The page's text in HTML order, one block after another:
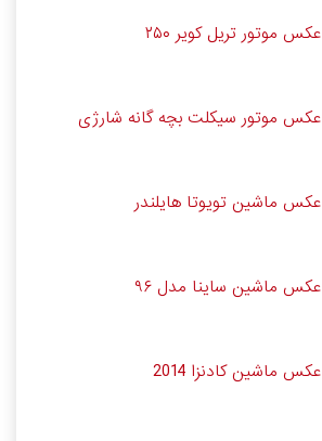
عکس موتور تریل کویر ۲۵۰
عکس موتور سیکلت بچه گانه شارژی
عکس ماشین تویوتا هایلندر
عکس ماشین ساینا مدل ۹۶
عکس ماشین کادنزا 2014